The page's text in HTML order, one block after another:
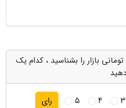
بازار را بشناسید ، کدام یک
3
4
5 رای